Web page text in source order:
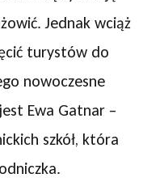
Jednak wciąż
turystów do
nowoczesne
Ewa Gatnar –
szkół, która